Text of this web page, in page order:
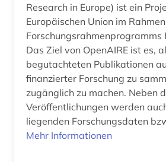
Research in Europe) ist ein
Europäischen Union im
Forschungsrahmenprogramms
Das Ziel von OpenAIRE ist es,
begutachteten Publikationen
finanzierter Forschung zu
zugänglich zu machen. Neben
Veröffentlichungen werden
liegenden Forschungsdaten
Mehr Informationen